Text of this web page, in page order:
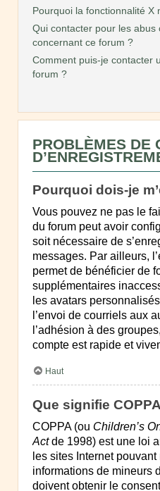
Pourquoi la fonctionnalité X
Qui contacter pour les abus
concernant ce forum ?
Comment puis-je contacter
forum ?
PROBLÈMES DE
Pourquoi dois-je
Vous pouvez ne pas le
du forum peut avoir
soit nécessaire de
messages. Par ailleurs,
permet de bénéficier de
supplémentaires
les avatars
l’envoi de courriels aux
l’adhésion à des
compte est rapide et
Haut
Que signifie
COPPA (ou Children’s
Actde 1998) est une loi
les sites Internet
informations de mineurs
doivent obtenir le